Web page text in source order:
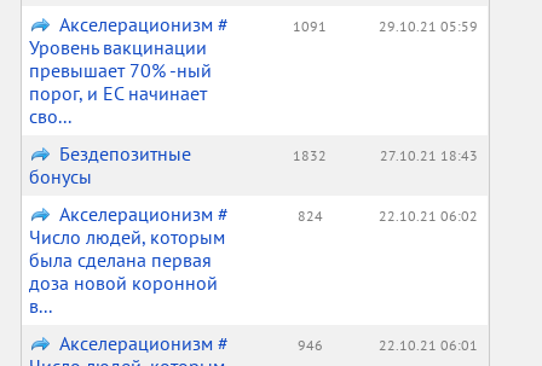
Акселерационизм #
Уровень вакцинации
превышает 70% -ный
порог, и ЕС начинает
сво...
1091 29.10.21 05:59
Бездепозитные
бонусы
1832 27.10.21 18:43
Акселерационизм #
Число людей, которым
была сделана первая
доза новой коронной
в...
824 22.10.21 06:02
Акселерационизм #
946 22.10.21 06:01